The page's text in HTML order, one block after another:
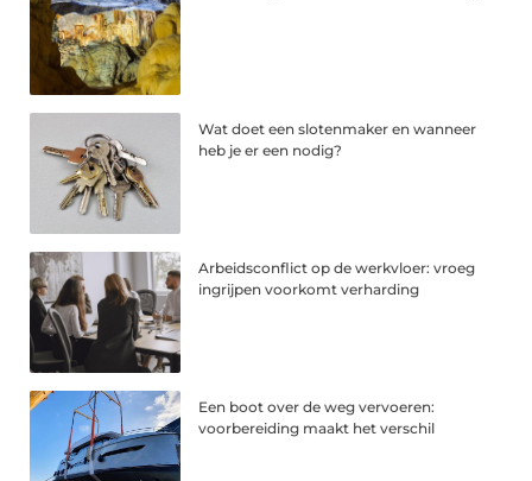
Wat doet een slotenmaker en wanneer
heb je er een nodig?
Arbeidsconflict op de werkvloer: vroeg
ingrijpen voorkomt verharding
Een boot over de weg vervoeren:
voorbereiding maakt het verschil